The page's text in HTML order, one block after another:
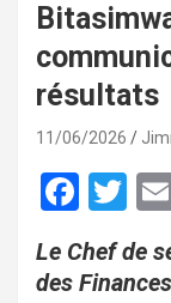
résultats
11/06/2026
F
a
ce
T
wi
tt
Le Chef de
des